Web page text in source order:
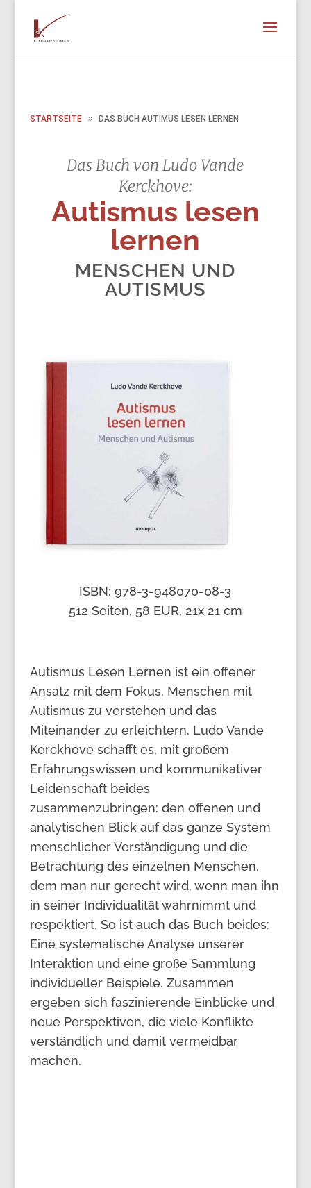
STARTSEITE DAS BUCH AUTIMUS LESEN LERNEN
Das Buch von Ludo Vande
Kerckhove:
Autismus lesen
lernen
MENSCHEN UND
AUTISMUS
ISBN: 978-3-948070-08-3
512 Seiten, 58 EUR, 21x 21 cm
Autismus Lesen Lernen ist ein offener
Ansatz mit dem Fokus, Menschen mit
Autismus zu verstehen und das
Miteinander zu erleichtern. Ludo Vande
Kerckhove schafft es, mit großem
Erfahrungswissen und kommunikativer
Leidenschaft beides
zusammenzubringen: den offenen und
analytischen Blick auf das ganze System
menschlicher Verständigung und die
Betrachtung des einzelnen Menschen,
dem man nur gerecht wird, wenn man ihn
in seiner Individualität wahrnimmt und
respektiert. So ist auch das Buch beides:
Eine systematische Analyse unserer
Interaktion und eine große Sammlung
individueller Beispiele. Zusammen
ergeben sich faszinierende Einblicke und
neue Perspektiven, die viele Konflikte
verständlich und damit vermeidbar
machen.